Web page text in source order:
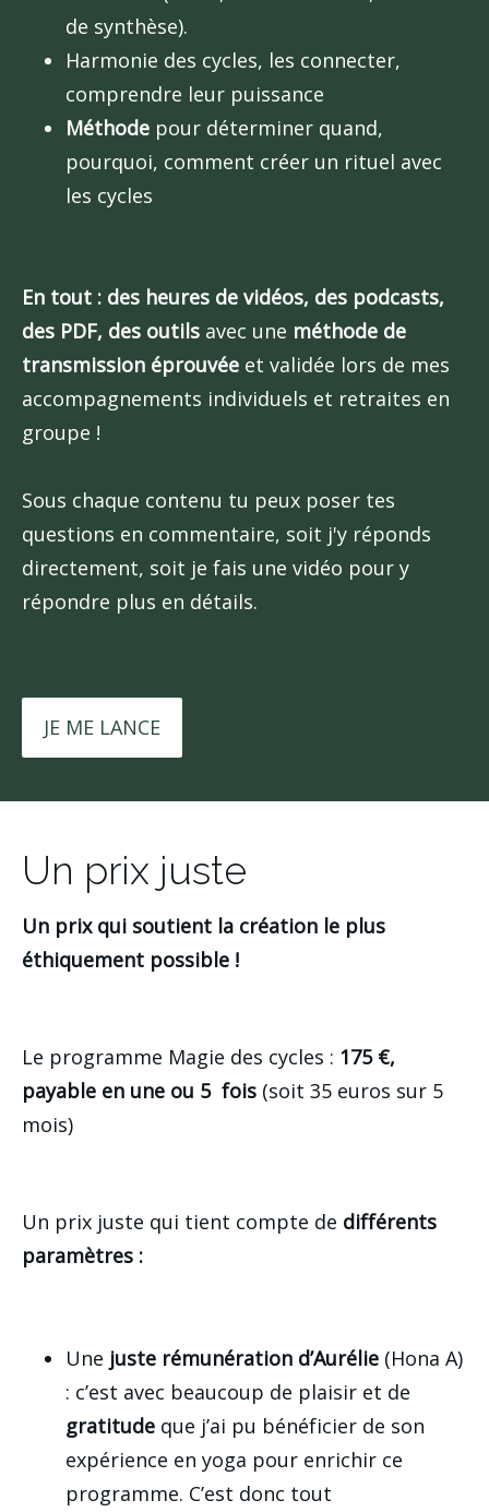
de synthèse).
Harmonie des cycles, les connecter,
comprendre leur puissance
Méthode pour déterminer quand,
pourquoi, comment créer un rituel avec
les cycles
En tout : des heures de vidéos, des podcasts,
des PDF, des outils avec une méthode de
transmission éprouvée et validée lors de mes
accompagnements individuels et retraites en
groupe !
Sous chaque contenu tu peux poser tes
questions en commentaire, soit j'y réponds
directement, soit je fais une vidéo pour y
répondre plus en détails.
JE ME LANCE
Un prix juste
Un prix qui soutient la création le plus
éthiquement possible !
Le programme Magie des cycles : 175 €,
payable en une ou 5 fois (soit 35 euros sur 5
mois)
Un prix juste qui tient compte de différents
paramètres :
Une juste rémunération d’Aurélie (Hona A)
: c’est avec beaucoup de plaisir et de
gratitude que j’ai pu bénéficier de son
expérience en yoga pour enrichir ce
programme. C’est donc tout